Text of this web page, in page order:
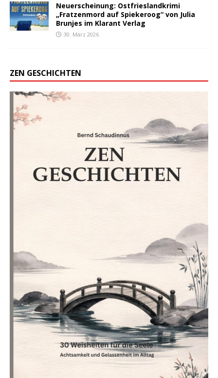
Neuerscheinung: Ostfrieslandkrimi
„Fratzenmord auf Spiekeroog“ von Julia
Brunjes im Klarant Verlag
30. März 2026
ZEN GESCHICHTEN